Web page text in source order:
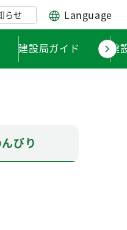
らせ Language
建設局ガイド 建
びり